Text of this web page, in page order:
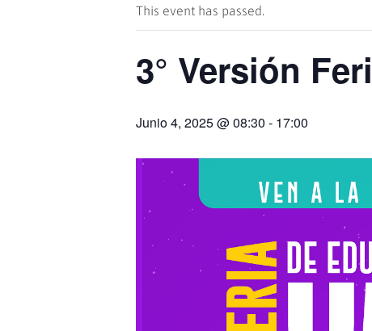
This event has passed.
3° Versión
Junio 4, 2025 @ 08:30 - 17:00